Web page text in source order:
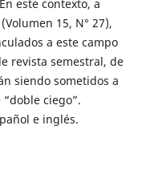
este contexto, a
15, N° 27),
a este campo
revista semestral, de
siendo sometidos a
ciego”.
e inglés.